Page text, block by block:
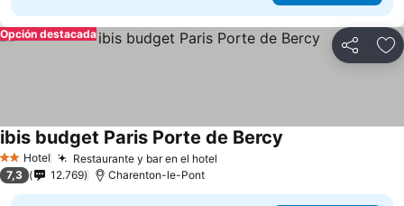
Compartir
Opción destacada
2 Estrellas
Hotel Restaurante y bar en el hotel
ibis budget Paris Porte de Bercy
7,3 12.769 Charenton-le-Pont